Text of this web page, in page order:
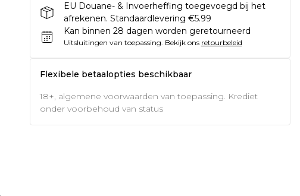
EU Douane- & Invoerheffing toegevoegd bij het
afrekenen. Standaardlevering €5.99
Kan binnen 28 dagen worden geretourneerd
Uitsluitingen van toepassing. Bekijk ons retourbeleid
Flexibele betaalopties beschikbaar
18+, algemene voorwaarden van toepassing. Krediet
onder voorbehoud van status